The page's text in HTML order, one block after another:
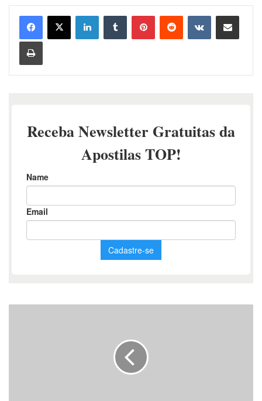
LinkedinTumblr PinterestReddit VK Compartilhar via e-mail
Imprimir